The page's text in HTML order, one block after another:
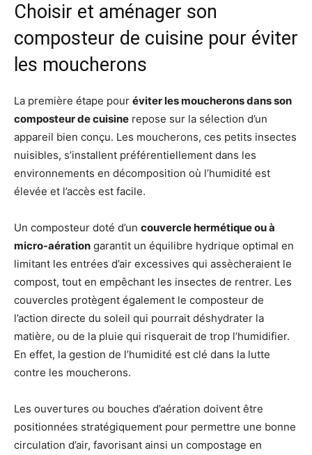
Choisir et aménager son
composteur de cuisine pour éviter
les moucherons
La première étape pour éviter les moucherons dans son
composteur de cuisine repose sur la sélection d’un
appareil bien conçu. Les moucherons, ces petits insectes
nuisibles, s’installent préférentiellement dans les
environnements en décomposition où l’humidité est
élevée et l’accès est facile.
Un composteur doté d’un couvercle hermétique ou à
micro-aération garantit un équilibre hydrique optimal en
limitant les entrées d’air excessives qui assècheraient le
compost, tout en empêchant les insectes de rentrer. Les
couvercles protègent également le composteur de
l’action directe du soleil qui pourrait déshydrater la
matière, ou de la pluie qui risquerait de trop l’humidifier.
En effet, la gestion de l’humidité est clé dans la lutte
contre les moucherons.
Les ouvertures ou bouches d’aération doivent être
positionnées stratégiquement pour permettre une bonne
circulation d’air, favorisant ainsi un compostage en